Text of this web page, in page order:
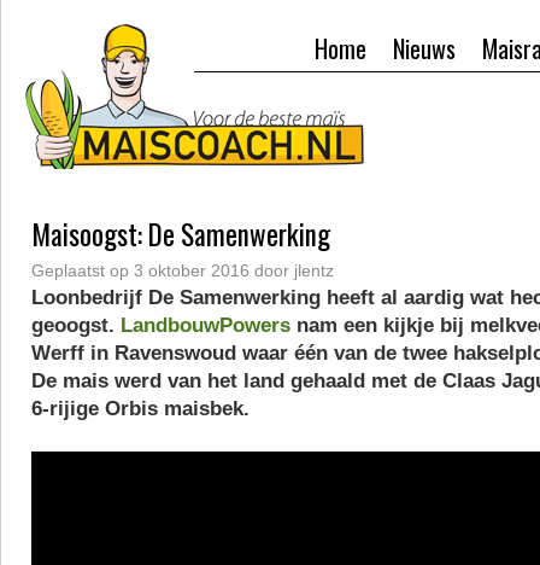
Nieuws
Home
Maisoogst: De Samenwerking
Geplaatst op 3 oktober 2016 door jlentz
Loonbedrijf De Samenwerking heeft al aardig wat
geoogst. LandbouwPowers nam een kijkje bij
Werff in Ravenswoud waar één van de twee
De mais werd van het land gehaald met de Claas
6-rijige Orbis maisbek.